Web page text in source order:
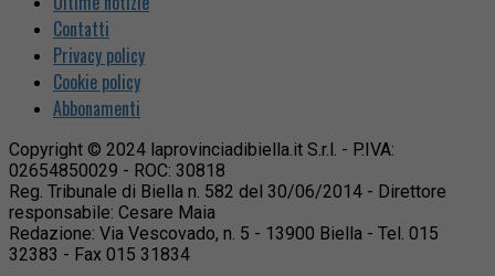
Contatti
Privacy policy
Cookie policy
Abbonamenti
Copyright © 2024 laprovinciadibiella.it S.r.l. - P.IVA:
02654850029 - ROC: 30818
Reg. Tribunale di Biella n. 582 del 30/06/2014 - Direttore
responsabile: Cesare Maia
Redazione: Via Vescovado, n. 5 - 13900 Biella - Tel. 015
32383 - Fax 015 31834